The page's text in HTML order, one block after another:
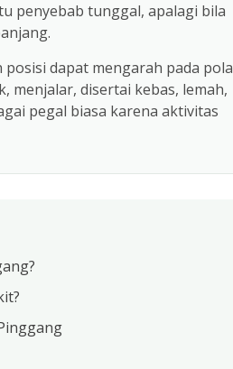
penyebab tunggal, apalagi bila
dapat mengarah pada pola
menjalar, disertai kebas, lemah,
pegal biasa karena aktivitas